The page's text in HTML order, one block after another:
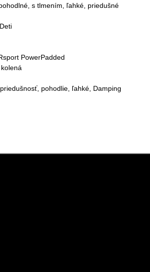
s tlmením, ľahké, priedušné
PowerPadded
pohodlie, ľahké, Damping